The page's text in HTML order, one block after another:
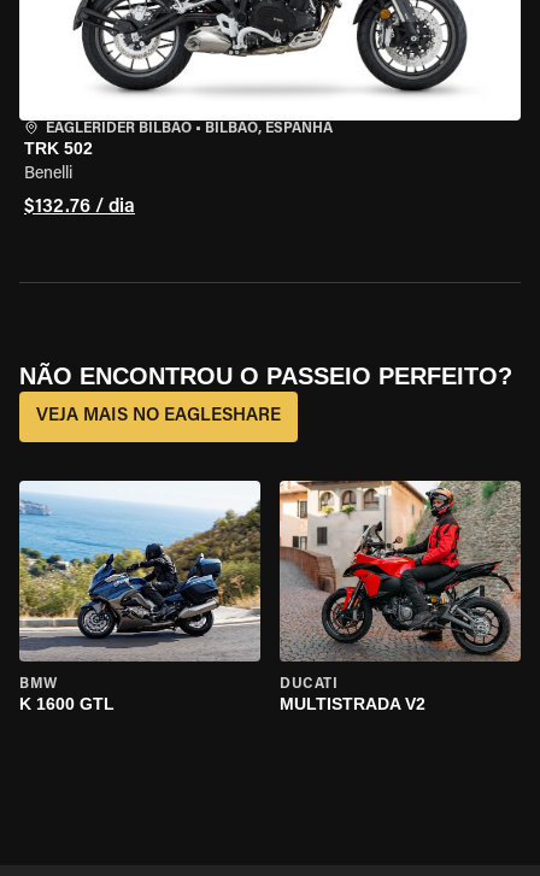
EAGLERIDER BILBAO • BILBAO, ESPANHA
TRK 502
Benelli
$132.76 / dia
NÃO ENCONTROU O PASSEIO PERFEITO?
VEJA MAIS NO EAGLESHARE
BMW
K 1600 GTL
DUCATI
MULTISTRADA V2